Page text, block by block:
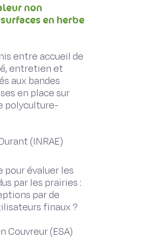
non
en herbe
entre accueil de
entretien et
aux bandes
en place sur
polyculture-
(INRAE)
pour évaluer les
par les prairies :
par de
finaux ?
Couvreur (ESA)